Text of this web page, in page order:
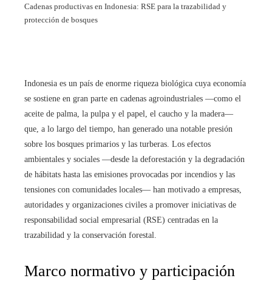
Cadenas productivas en Indonesia: RSE para la trazabilidad y
protección de bosques
Indonesia es un país de enorme riqueza biológica cuya economía
se sostiene en gran parte en cadenas agroindustriales —como el
aceite de palma, la pulpa y el papel, el caucho y la madera—
que, a lo largo del tiempo, han generado una notable presión
sobre los bosques primarios y las turberas. Los efectos
ambientales y sociales —desde la deforestación y la degradación
de hábitats hasta las emisiones provocadas por incendios y las
tensiones con comunidades locales— han motivado a empresas,
autoridades y organizaciones civiles a promover iniciativas de
responsabilidad social empresarial (RSE) centradas en la
trazabilidad y la conservación forestal.
Marco normativo y participación